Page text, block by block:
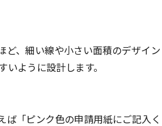
ど、細い線や小さい面積のデザイン
ように設計します。
ば「ピンク色の申請用紙にご記入く